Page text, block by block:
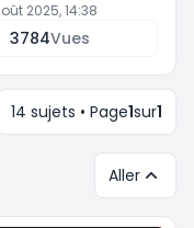
2025, 14:38
3784Vues
14 sujets • Page1sur1
Aller